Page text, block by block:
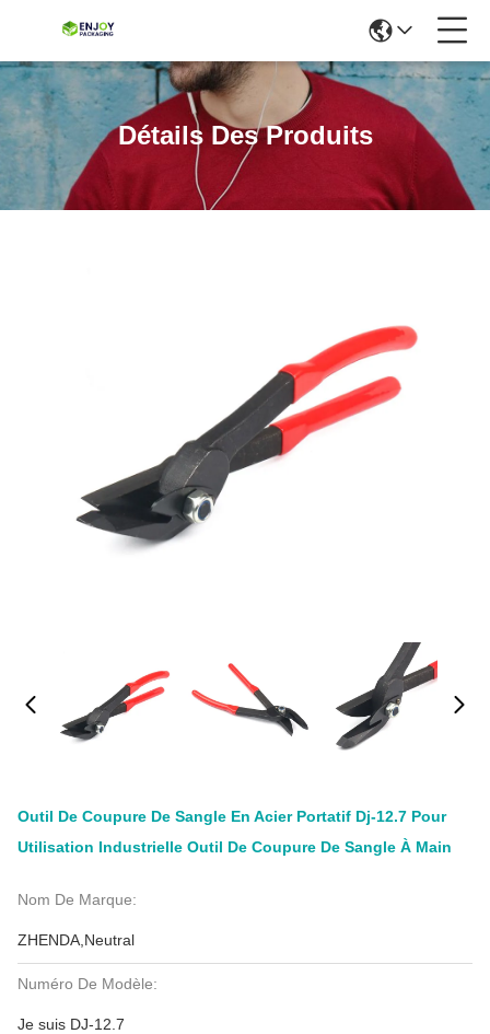
Détails Des Produits
Outil De Coupure De Sangle En Acier Portatif Dj-12.7 Pour
Utilisation Industrielle Outil De Coupure De Sangle À Main
Nom De Marque:
ZHENDA,Neutral
Numéro De Modèle:
Je suis DJ-12.7